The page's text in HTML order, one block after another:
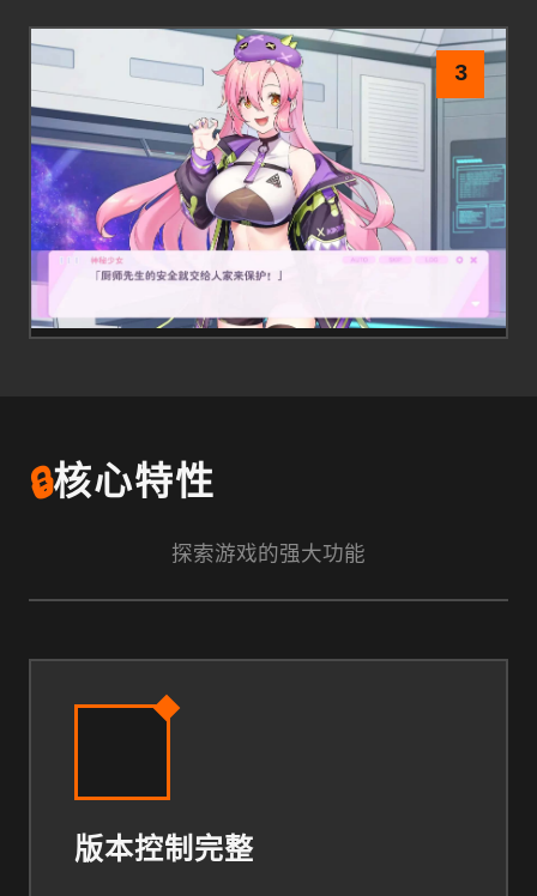
3
🔒核心特性
探索游戏的强大功能
版本控制完整